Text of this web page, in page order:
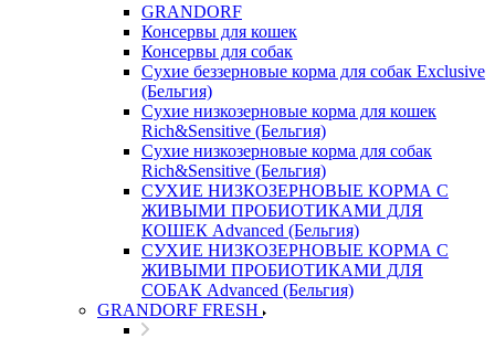
GRANDORF
Консервы для кошек
Консервы для собак
Сухие беззерновые корма для собак Exclusive
(Бельгия)
Сухие низкозерновые корма для кошек
Rich&Sensitive (Бельгия)
Сухие низкозерновые корма для собак
Rich&Sensitive (Бельгия)
СУХИЕ НИЗКОЗЕРНОВЫЕ КОРМА С
ЖИВЫМИ ПРОБИОТИКАМИ ДЛЯ
КОШЕК Advanced (Бельгия)
СУХИЕ НИЗКОЗЕРНОВЫЕ КОРМА С
ЖИВЫМИ ПРОБИОТИКАМИ ДЛЯ
СОБАК Advanced (Бельгия)
GRANDORF FRESH